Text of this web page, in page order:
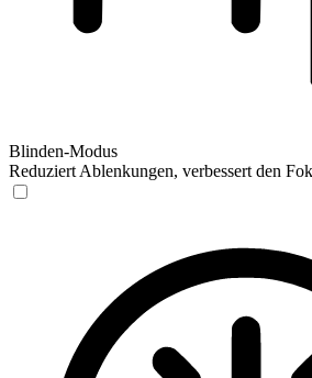
Blinden-Modus
Reduziert Ablenkungen, verbessert den